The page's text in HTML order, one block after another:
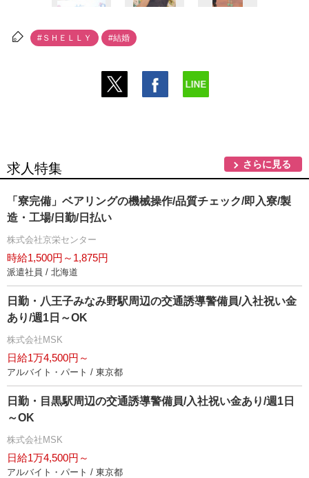
#ＳＨＥＬＬＹ #結婚
求人特集 さらに見る
「寮完備」ベアリングの機械操作/品質チェック/即入寮/製
造・工場/日勤/日払い
株式会社京栄センター
時給1,500円～1,875円
派遣社員 / 北海道
日勤・八王子みなみ野駅周辺の交通誘導警備員/入社祝い金
あり/週1日～OK
株式会社MSK
日給1万4,500円～
アルバイト・パート / 東京都
日勤・目黒駅周辺の交通誘導警備員/入社祝い金あり/週1日
～OK
株式会社MSK
日給1万4,500円～
アルバイト・パート / 東京都